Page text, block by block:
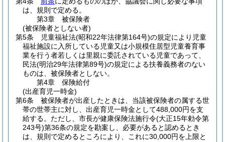
は、規則で定める。
第3章
被保険者
(被保険者としない者)
第5条
児童福祉法(昭和22年法律第164号)の規定により児童
福祉施設に入所している児童又は小規模住居型児童養育事
業を行う者若しくは里親に委託されている児童であって、
民法(明治29年法律第89号)の規定による扶養義務者のない
ものは、被保険者としない。
第4章
保険給付
(出産育児一時金)
第6条
被保険者が出産したときは、当該被保険者の属する世
帯の世帯主に対し、出産育児一時金として488,000円を支
給する。 ただし、市長が健康保険法施行令(大正15年勅令第
243号)第36条の規定を勘案し、必要があると認めるとき
は、規則で定めるところにより、これに30,000円を上限と